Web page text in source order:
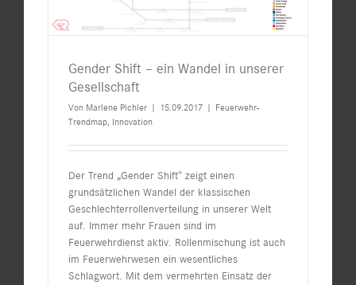
Gender Shift – ein Wandel in unserer
Gesellschaft
Von Marlene Pichler | 15.09.2017 | Feuerwehr-
Trendmap, Innovation
Der Trend „Gender Shift“ zeigt einen
grundsätzlichen Wandel der klassischen
Geschlechterrollenverteilung in unserer Welt
auf. Immer mehr Frauen sind im
Feuerwehrdienst aktiv. Rollenmischung ist auch
im Feuerwehrwesen ein wesentliches
Schlagwort. Mit dem vermehrten Einsatz der